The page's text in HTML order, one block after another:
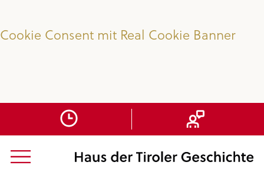
Cookie Consent mit Real Cookie Banner